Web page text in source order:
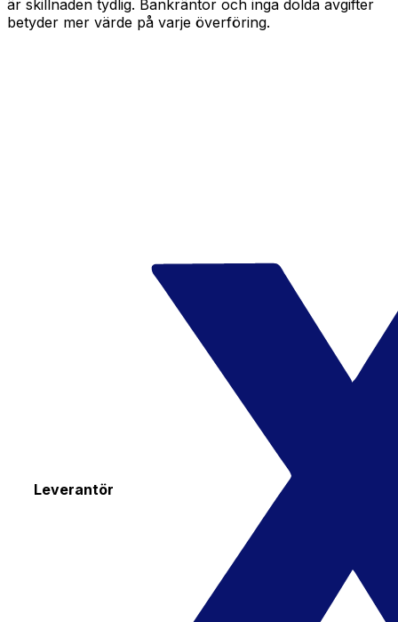
är skillnaden tydlig. Bankräntor och inga dolda avgifter
betyder mer värde på varje överföring.
Leverantör